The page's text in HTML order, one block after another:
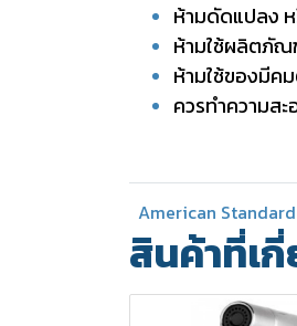
ห้ามดัดแปลง ห
ห้ามใช้ผลิตภัณ
ห้ามใช้ของมีค
ควรทำความส
American Standard
สินค้าที่เ